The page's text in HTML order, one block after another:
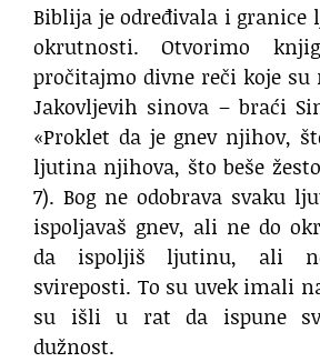
Biblija je određivala i granice
okrutnosti. Otvorimo
pročitajmo divne reči koje su
Jakovljevih sinova – braći
«Proklet da je gnev njihov,
ljutina njihova, što beše
7). Bog ne odobrava svaku
ispoljavaš gnev, ali ne do
da ispoljiš ljutinu, ali
svireposti. To su uvek imali
su išli u rat da ispune
dužnost.